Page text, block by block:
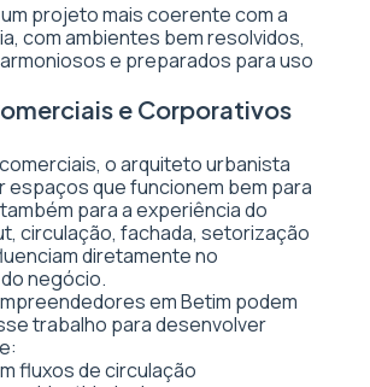
projeto mais coerente com a
com ambientes bem resolvidos,
e preparados para uso
e Corporativos
o arquiteto urbanista
espaços que funcionem bem para
para a experiência do
circulação, fachada, setorização
diretamente no
negócio.
em Betim podem
trabalho para desenvolver
fluxos de circulação